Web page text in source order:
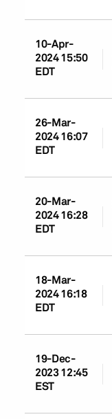
10-Apr-
2024 15:50
EDT
26-Mar-
2024 16:07
EDT
20-Mar-
2024 16:28
EDT
18-Mar-
2024 16:18
EDT
19-Dec-
2023 12:45
EST